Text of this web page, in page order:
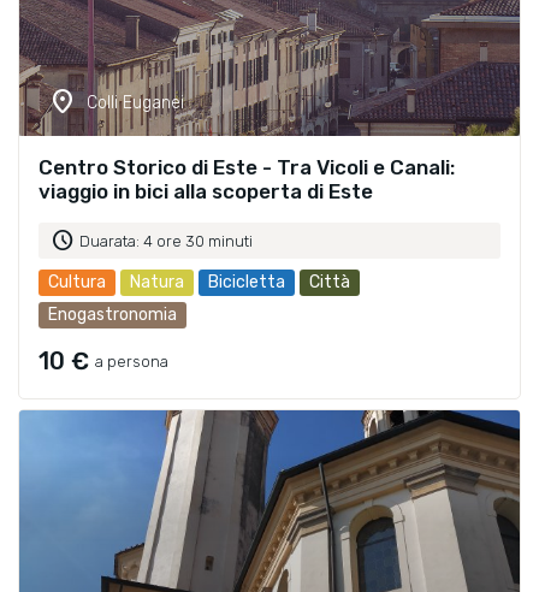
location_on Colli Euganei
Centro Storico di Este - Tra Vicoli e Canali:
viaggio in bici alla scoperta di Este
schedule Duarata: 4 ore 30 minuti
Cultura Natura Bicicletta
Città
Enogastronomia
10 € a persona